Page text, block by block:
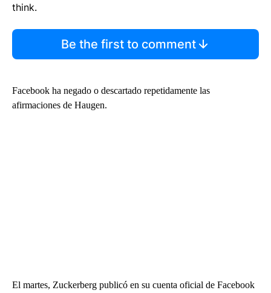
think.
Be the first to comment
Facebook ha negado o descartado repetidamente las
afirmaciones de Haugen.
El martes, Zuckerberg publicó en su cuenta oficial de Facebook